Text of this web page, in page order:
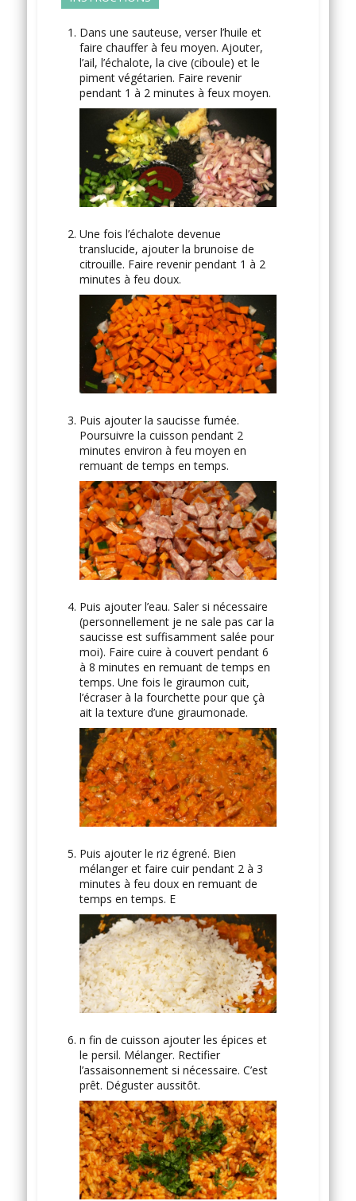
Dans une sauteuse, verser l’huile et
faire chauffer à feu moyen. Ajouter,
l’ail, l’échalote, la cive (ciboule) et le
piment végétarien. Faire revenir
pendant 1 à 2 minutes à feux moyen.
Une fois l’échalote devenue
translucide, ajouter la brunoise de
citrouille. Faire revenir pendant 1 à 2
minutes à feu doux.
Puis ajouter la saucisse fumée.
Poursuivre la cuisson pendant 2
minutes environ à feu moyen en
remuant de temps en temps.
Puis ajouter l’eau. Saler si nécessaire
(personnellement je ne sale pas car la
saucisse est suffisamment salée pour
moi). Faire cuire à couvert pendant 6
à 8 minutes en remuant de temps en
temps. Une fois le giraumon cuit,
l’écraser à la fourchette pour que çà
ait la texture d’une giraumonade.
Puis ajouter le riz égrené. Bien
mélanger et faire cuir pendant 2 à 3
minutes à feu doux en remuant de
temps en temps. E
n fin de cuisson ajouter les épices et
le persil. Mélanger. Rectifier
l’assaisonnement si nécessaire. C’est
prêt. Déguster aussitôt.